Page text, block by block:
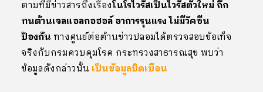
ตามที่มีข่าวสารถึงเรื่องโนโรไวรัสเป็นไวรัสตัวใหม่ ถึก
ทนต้านเจลแอลกอฮอล์ อาการรุนแรง ไม่มีวัคซีน
ป้องกัน ทางศูนย์ต่อต้านข่าวปลอมได้ตรวจสอบข้อเท็จ
จริงกับกรมควบคุมโรค กระทรวงสาธารณสุข พบว่า
ข้อมูลดังกล่าวนั้น เป็นข้อมูลบิดเบือน